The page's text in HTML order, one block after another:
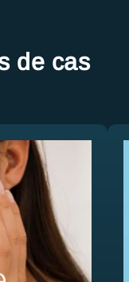
de cas